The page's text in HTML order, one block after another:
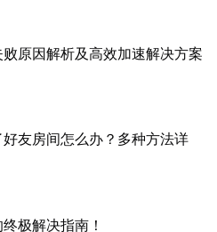
败原因解析及高效加速解决方案
好友房间怎么办？多种方法详
极解决指南！